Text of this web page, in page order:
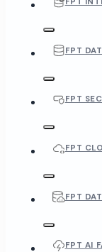
FPT
FPT
FPT
FPT
FPT AI